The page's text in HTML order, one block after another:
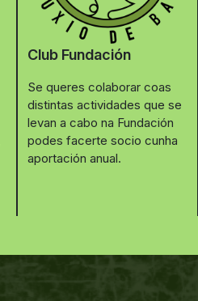
Club Fundación
Se queres colaborar coas
distintas actividades que se
levan a cabo na Fundación
podes facerte socio cunha
aportación anual.